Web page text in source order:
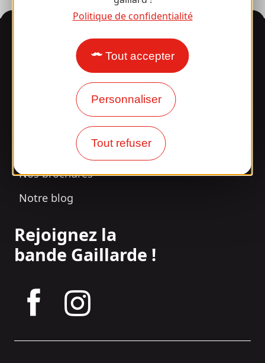
Politique de confidentialité
Tout accepter
Personnaliser
Tout refuser
Informations
Surpris par notre design ?
Nos horaires d'ouverture
Accès et transports
Nos brochures
Notre blog
Rejoignez la
bande Gaillarde !